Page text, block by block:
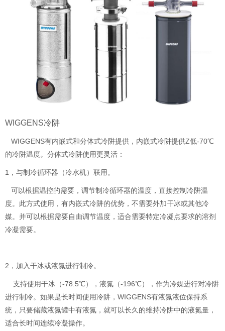
WIGGENS冷阱
WIGGENS有内嵌式和分体式冷阱提供，内嵌式冷阱提供Z低-70℃
的冷阱温度。分体式冷阱使用更灵活：
1，与制冷循环器（冷水机）联用。
可以根据温控的需要，调节制冷循环器的温度，直接控制冷阱温
度。此方式使用，有内嵌式冷阱的优势，不需要外加干冰或其他冷
媒。并可以根据需要自由调节温度，适合需要特定冷凝点要求的溶剂
冷凝需要。
2，加入干冰或液氮进行制冷。
支持使用干冰（-78.5℃），液氮（-196℃），作为冷媒进行对冷阱
进行制冷。如果是长时间使用冷阱，WIGGENS有液氮液位保持系
统，只要储藏液氮罐中有液氮，就可以长久的维持冷阱中的液氮量，
适合长时间连续冷凝操作。